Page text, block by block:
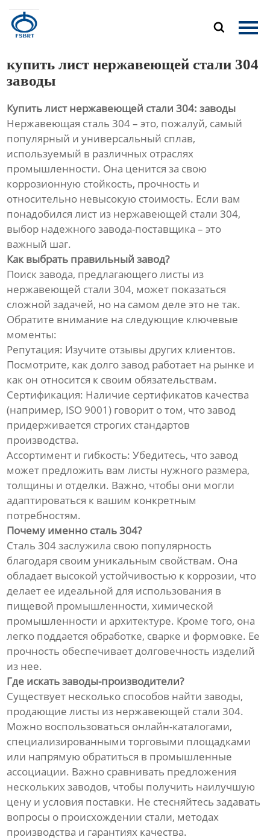

Главная
Новости
Контакты
купить лист нержавеющей стали 304
заводы
Купить лист нержавеющей стали 304: заводы
Нержавеющая сталь 304 – это, пожалуй, самый
популярный и универсальный сплав,
используемый в различных отраслях
промышленности. Она ценится за свою
коррозионную стойкость, прочность и
относительно невысокую стоимость. Если вам
понадобился лист из нержавеющей стали 304,
выбор надежного завода-поставщика – это
важный шаг.
Как выбрать правильный завод?
Поиск завода, предлагающего листы из
нержавеющей стали 304, может показаться
сложной задачей, но на самом деле это не так.
Обратите внимание на следующие ключевые
моменты:
Репутация: Изучите отзывы других клиентов.
Посмотрите, как долго завод работает на рынке и
как он относится к своим обязательствам.
Сертификация: Наличие сертификатов качества
(например, ISO 9001) говорит о том, что завод
придерживается строгих стандартов
производства.
Ассортимент и гибкость: Убедитесь, что завод
может предложить вам листы нужного размера,
толщины и отделки. Важно, чтобы они могли
адаптироваться к вашим конкретным
потребностям.
Почему именно сталь 304?
Сталь 304 заслужила свою популярность
благодаря своим уникальным свойствам. Она
обладает высокой устойчивостью к коррозии, что
делает ее идеальной для использования в
пищевой промышленности, химической
промышленности и архитектуре. Кроме того, она
легко поддается обработке, сварке и формовке. Ее
прочность обеспечивает долговечность изделий
из нее.
Где искать заводы-производители?
Существует несколько способов найти заводы,
продающие листы из нержавеющей стали 304.
Можно воспользоваться онлайн-каталогами,
специализированными торговыми площадками
или напрямую обратиться в промышленные
ассоциации. Важно сравнивать предложения
нескольких заводов, чтобы получить наилучшую
цену и условия поставки. Не стесняйтесь задавать
вопросы о происхождении стали, методах
производства и гарантиях качества.